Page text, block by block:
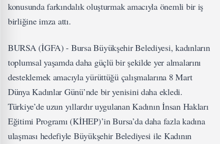
konusunda farkındalık oluşturmak amacıyla önemli bir iş
birliğine imza attı.
BURSA (İGFA) - Bursa Büyükşehir Belediyesi, kadınların
toplumsal yaşamda daha güçlü bir şekilde yer almalarını
desteklemek amacıyla yürüttüğü çalışmalarına 8 Mart
Dünya Kadınlar Günü’nde bir yenisini daha ekledi.
Türkiye’de uzun yıllardır uygulanan Kadının İnsan Hakları
Eğitimi Programı (KİHEP)’in Bursa’da daha fazla kadına
ulaşması hedefiyle Büyükşehir Belediyesi ile Kadının